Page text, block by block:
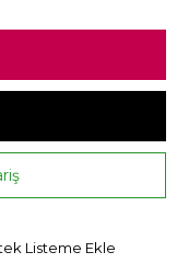
Listeme Ekle